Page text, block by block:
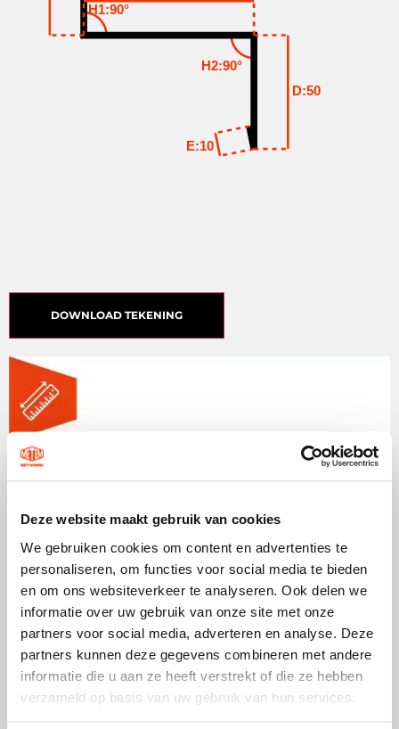
Deze website maakt gebruik van cookies
We gebruiken cookies om content en advertenties te
personaliseren, om functies voor social media te bieden
en om ons websiteverkeer te analyseren. Ook delen we
informatie over uw gebruik van onze site met onze
partners voor social media, adverteren en analyse. Deze
partners kunnen deze gegevens combineren met andere
informatie die u aan ze heeft verstrekt of die ze hebben
verzameld op basis van uw gebruik van hun services.
H1:90°
D:50
H2:90°
E:10
DOWNLOAD TEKENING